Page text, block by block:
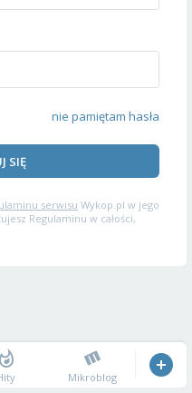
nie pamiętam hasła
SIĘ
serwisu Wykop.pl w jego
Regulaminu w całości,
Mikroblog